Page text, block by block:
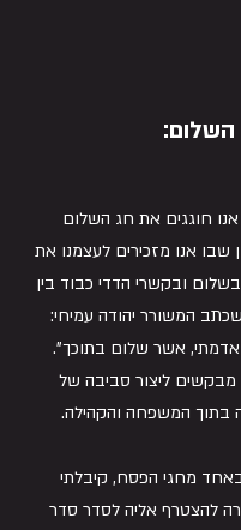
השלום:
חוגגים את חג השלום
שבו אנו מזכירים לעצמנו את
ובקשרי הדדי כבוד בין
המשורר יהודה עמיחי:
אדמתי, אשר שלום בתוכך".
מבקשים ליצור סביבה של
בתוך המשפחה והקהילה.
מחגי הפסח, קיבלתי
להצטרף אליה לסדר סדר